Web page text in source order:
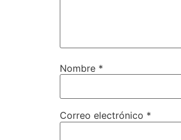
Nombre *
Correo electrónico *